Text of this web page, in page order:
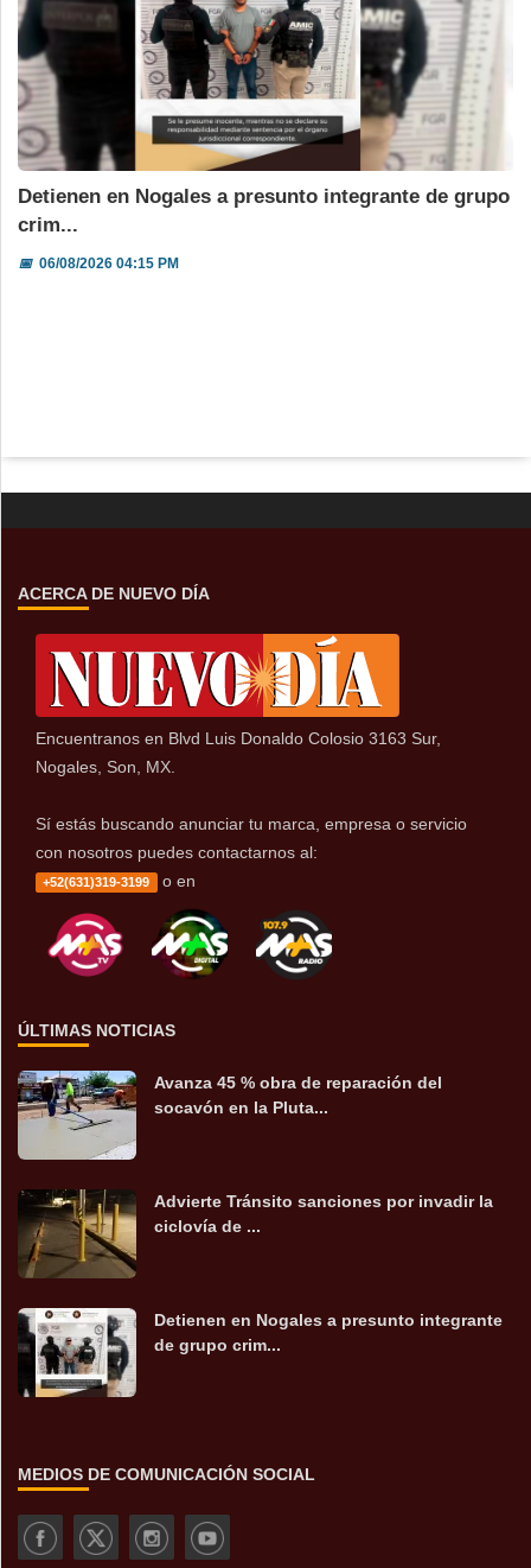
Detienen en Nogales a presunto integrante de grupo
crim...
📅06/08/2026 04:15 PM
ACERCA DE NUEVO DÍA
Encuentranos en Blvd Luis Donaldo Colosio 3163 Sur,
Nogales, Son, MX.
Sí estás buscando anunciar tu marca, empresa o servicio
con nosotros puedes contactarnos al:
+52(631)319-3199 o en
ÚLTIMAS NOTICIAS
Avanza 45 % obra de reparación del
socavón en la Pluta...
Advierte Tránsito sanciones por invadir la
ciclovía de ...
Detienen en Nogales a presunto integrante
de grupo crim...
MEDIOS DE COMUNICACIÓN SOCIAL